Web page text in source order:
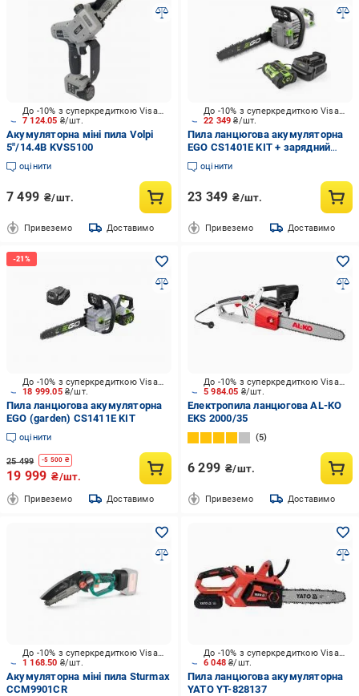
7 124.05 ₴/шт.
До -10% з суперкредиткою Visa Вигода
Акумуляторна міні пила Volpi
5"/14.4В KVS5100
оцінити
7 499 ₴/шт.
Привеземо Доставимо
22 349₴/шт.
До -10% з суперкредиткою Visa Вигода
Пила ланцюгова акумуляторна
EGO CS1401E KIT + зарядний
пристрій
оцінити
23 349 ₴/шт.
Привеземо Доставимо
18 999.05 ₴/шт.
До -10% з суперкредиткою Visa Вигода
Пила ланцюгова акумуляторна
EGO (garden) CS1411E KIT
оцінити
25 499 -5 500 ₴
19 999 ₴/шт.
Привеземо Доставимо
5 984.05 ₴/шт.
До -10% з суперкредиткою Visa Вигода
Електропила ланцюгова AL-KO
EKS 2000/35
5
6 299 ₴/шт.
Привеземо Доставимо
1 168.50 ₴/шт.
До -10% з суперкредиткою Visa Вигода
Акумуляторна міні пила Sturmax
CCM9901CR
6 048₴/шт.
До -10% з суперкредиткою Visa Вигода
Пила ланцюгова акумуляторна
YATO YT-828137